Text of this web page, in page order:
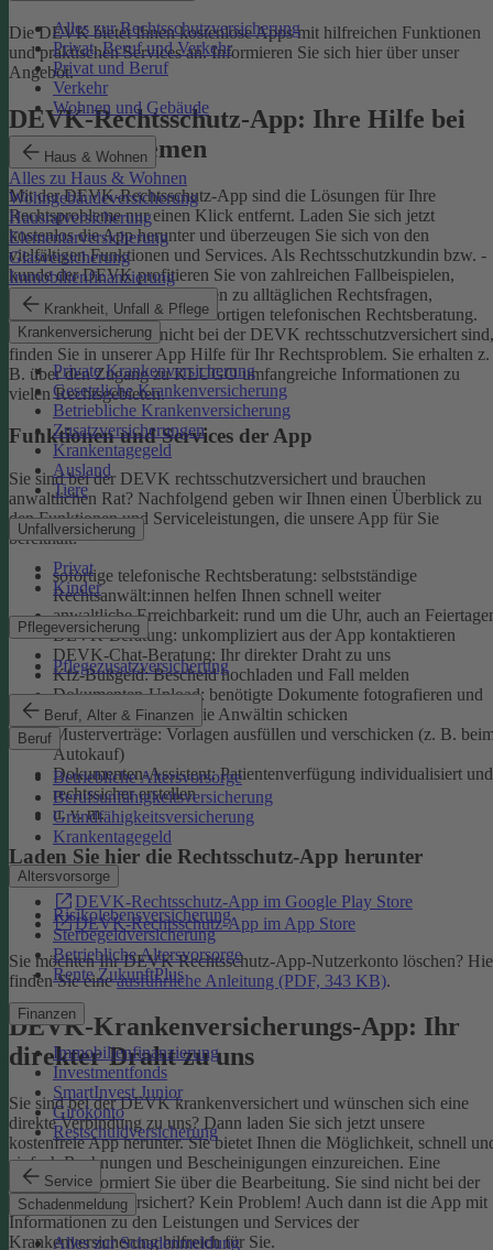
Alles zur Rechtsschutzversicherung
Privat, Beruf und Verkehr
Privat und Beruf
Verkehr
Wohnen und Gebäude
Haus & Wohnen
Alles zu Haus & Wohnen
Wohngebäudeversicherung
Hausratversicherung
Elementarversicherung
Glasversicherung
Immobilienfinanzierung
Krankheit, Unfall & Pflege
Krankenversicherung
Private Krankenversicherung
Gesetzliche Krankenversicherung
Betriebliche Krankenversicherung
Zusatzversicherungen
Krankentagegeld
Ausland
Tiere
Unfallversicherung
Privat
Kinder
Pflegeversicherung
Pflegezusatzversicherung
Beruf, Alter & Finanzen
Beruf
Betriebliche Altersvorsorge
Berufsunfähigkeitsversicherung
Grundfähigkeitsversicherung
Krankentagegeld
Altersvorsorge
Risikolebensversicherung
Sterbegeldversicherung
Betriebliche Altersvorsorge
Rente ZukunftPlus
Finanzen
Immobilienfinanzierung
Investmentfonds
SmartInvest Junior
Girokonto
Restschuldversicherung
Service
Schadenmeldung
Alles zur Schadenmeldung
Die DEVK bietet Ihnen kostenlose Apps mit hilfreichen Funktionen
und praktischen Services an. Informieren Sie sich hier über unser
Angebot.
DEVK-Rechtsschutz-App: Ihre Hilfe bei
Rechtsproblemen
Mit der DEVK-Rechtsschutz-App sind die Lösungen für Ihre
Rechtsprobleme nur einen Klick entfernt. Laden Sie sich jetzt
kostenlos die App herunter und überzeugen Sie sich von den
vielfältigen Funktionen und Services. Als Rechtsschutzkundin bzw. -
kunde der DEVK profitieren Sie von zahlreichen Fallbeispielen,
informativen Ratgeberbeiträgen zu alltäglichen Rechtsfragen,
Musterverträgen und einer sofortigen telefonischen Rechtsberatung.
Aber auch, wenn Sie nicht bei der DEVK rechtsschutzversichert sind,
finden Sie in unserer App Hilfe für Ihr Rechtsproblem. Sie erhalten z.
B. über den Zugang zu KLUGO umfangreiche Informationen zu
vielen Rechtsgebieten.
Funktionen und Services der App
Sie sind bei der DEVK rechtsschutzversichert und brauchen
anwaltlichen Rat? Nachfolgend geben wir Ihnen einen Überblick zu
den Funktionen und Serviceleistungen, die unsere App für Sie
bereithält:
sofortige telefonische Rechtsberatung: selbstständige
Rechtsanwält:innen helfen Ihnen schnell weiter
anwaltliche Erreichbarkeit: rund um die Uhr, auch an
DEVK-Beratung: unkompliziert aus der App kontaktieren
DEVK-Chat-Beratung: Ihr direkter Draht zu uns
Kfz-Bußgeld: Bescheid hochladen und Fall melden
Dokumenten-Upload: benötigte Dokumente fotografieren und
an den Anwalt oder die Anwältin schicken
Musterverträge: Vorlagen ausfüllen und verschicken (z. B.
Autokauf)
Dokumenten-Assistent: Patientenverfügung individualisiert und
rechtssicher erstellen
u. v. m.
Laden Sie hier die Rechtsschutz-App herunter
DEVK-Rechtsschutz-App im Google Play Store
DEVK-Rechtsschutz-App im App Store
Sie möchten Ihr DEVK Rechtsschutz-App-Nutzerkonto löschen?
finden Sie eineausführliche Anleitung (PDF, 343 KB).
DEVK-Krankenversicherungs-App: Ihr
direkter Draht zu uns
Sie sind bei der DEVK krankenversichert und wünschen sich eine
direkte Verbindung zu uns? Dann laden Sie sich jetzt unsere
kostenfreie App herunter. Sie bietet Ihnen die Möglichkeit, schnell
einfach Rechnungen und Bescheinigungen einzureichen. Eine
Nachricht informiert Sie über die Bearbeitung. Sie sind nicht bei der
DEVK krankenversichert? Kein Problem! Auch dann ist die App mit
Informationen zu den Leistungen und Services der
Krankenversicherung hilfreich für Sie.